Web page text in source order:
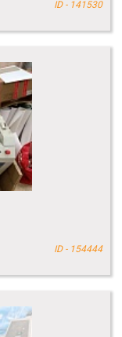
ID - 141530
ID - 154444